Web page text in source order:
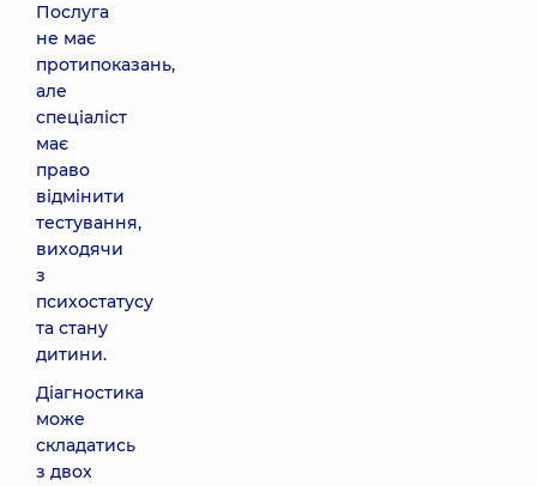
Послуга
не має
протипоказань,
але
спеціаліст
має
право
відмінити
тестування,
виходячи
з
психостатусу
та стану
дитини.
Діагностика
може
складатись
з двох